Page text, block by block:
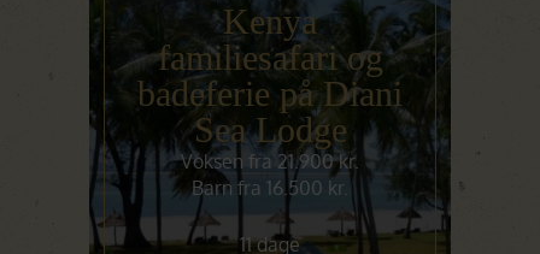
Kenya
familiesafari og
badeferie på Diani
Sea Lodge
Voksen fra 21.900 kr.
Barn fra 16.500 kr.
11 dage